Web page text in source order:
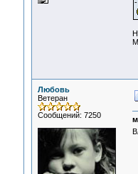
Любовь
Ветеран
Сообщений: 7250